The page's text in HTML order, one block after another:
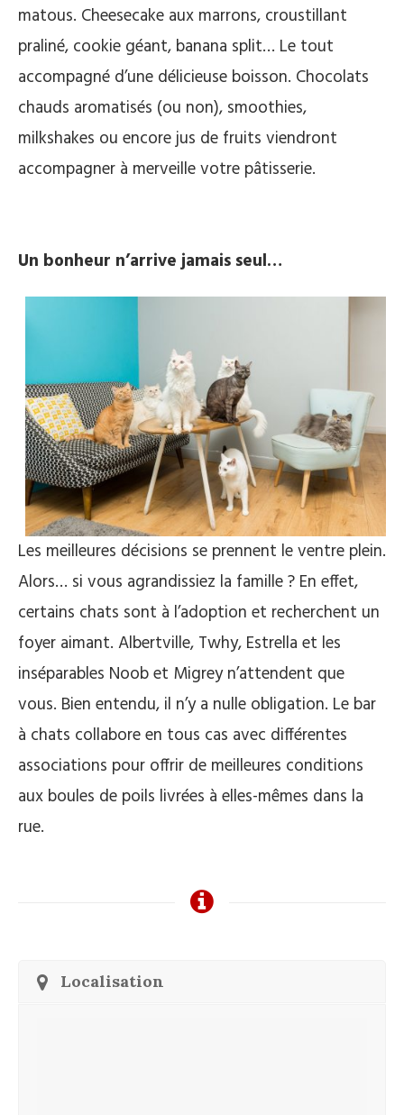
matous. Cheesecake aux marrons, croustillant
praliné, cookie géant, banana split… Le tout
accompagné d’une délicieuse boisson. Chocolats
chauds aromatisés (ou non), smoothies,
milkshakes ou encore jus de fruits viendront
accompagner à merveille votre pâtisserie.
Un bonheur n’arrive jamais seul…
Les meilleures décisions se prennent le ventre plein.
Alors… si vous agrandissiez la famille ? En effet,
certains chats sont à l’adoption et recherchent un
foyer aimant. Albertville, Twhy, Estrella et les
inséparables Noob et Migrey n’attendent que
vous. Bien entendu, il n’y a nulle obligation. Le bar
à chats collabore en tous cas avec différentes
associations pour offrir de meilleures conditions
aux boules de poils livrées à elles-mêmes dans la
rue.
Localisation